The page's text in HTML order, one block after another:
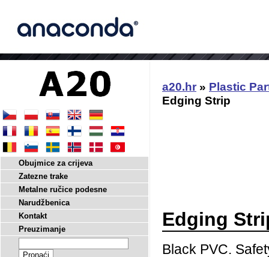
a20.hr » Plastic
Edging Strip
Edging
Black PVC.
Obujmice za crijeva
Zatezne trake
Metalne ručice podesne
Narudžbenica
Kontakt
Preuzimanje